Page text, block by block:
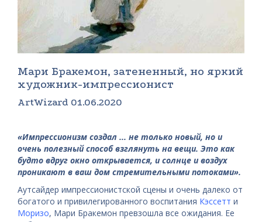
Мари Бракемон, затененный, но яркий
художник-импрессионист
ArtWizard 01.06.2020
«Импрессионизм создал ... не только новый, но и
очень полезный способ взглянуть на вещи. Это как
будто вдруг окно открывается, и солнце и воздух
проникают в ваш дом стремительными потоками».
Аутсайдер импрессионистской сцены и очень далеко от
богатого и привилегированного воспитания Кэссетт и
Моризо, Мари Бракемон превзошла все ожидания. Ее